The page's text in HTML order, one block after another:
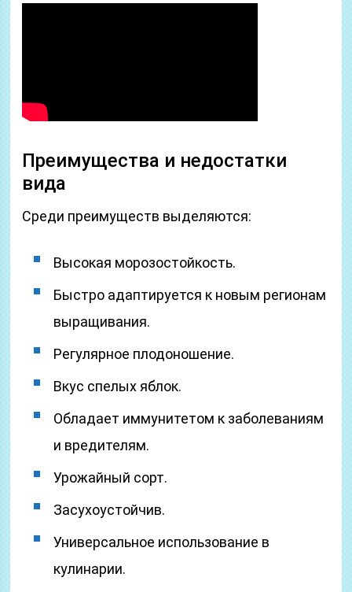
Преимущества и недостатки
вида
Среди преимуществ выделяются:
Высокая морозостойкость.
Быстро адаптируется к новым регионам
выращивания.
Регулярное плодоношение.
Вкус спелых яблок.
Обладает иммунитетом к заболеваниям
и вредителям.
Урожайный сорт.
Засухоустойчив.
Универсальное использование в
кулинарии.